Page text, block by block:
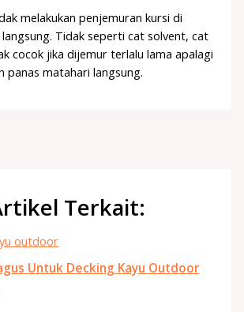
melakukan penjemuran kursi di
Tidak seperti cat solvent, cat
cocok jika dijemur terlalu lama apalagi
panas matahari langsung.
Terkait:
Untuk Decking Kayu Outdoor